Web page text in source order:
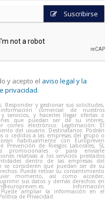
Suscribirse
y acepto el aviso legal y la
privacidad.
Responder y gestionar sus solicitudes,
comercial de nuestros
servicios, y hacerles llegar ofertas o
que puedan ser de su interés,
correo electrónico. Legitimación: El
del usuario. Destinatarios: Podrán
o cedidos a las empresas del grupo o
habitualmente con Europreven
Prevención de Riesgos Laborales, SL
promocionales o para enviarle
relativas a los servicios prestados
dentro de las empresas del
se consideren que puedan ser de su
Puede retirar su consentimiento
momento, así como acceder,
sus datos y demás derechos en
. Información
Puede ampliar la información en el
de Privacidad.